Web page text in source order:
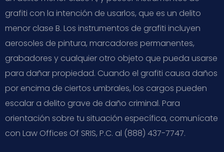
grafiti con la intención de usarlos, que es un delito
menor clase B. Los instrumentos de grafiti incluyen
aerosoles de pintura, marcadores permanentes,
grabadores y cualquier otro objeto que pueda usarse
para dañar propiedad. Cuando el grafiti causa daños
por encima de ciertos umbrales, los cargos pueden
escalar a delito grave de daño criminal. Para
orientación sobre tu situación específica, comunícate
con Law Offices Of SRIS, P.C. al (888) 437-7747.